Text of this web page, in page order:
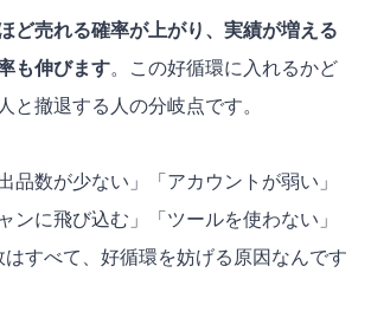
ど売れる確率が上がり、実績が増える
も伸びます。この好循環に入れるかど
と撤退する人の分岐点です。
品数が少ない」「アカウントが弱い」
ンに飛び込む」「ツールを使わない」
はすべて、好循環を妨げる原因なんです